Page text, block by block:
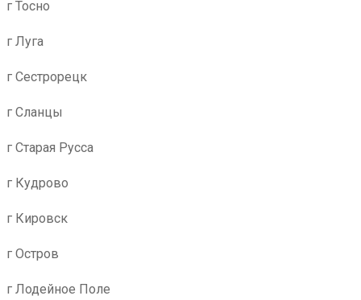
г Тосно
г Луга
г Сестрорецк
г Сланцы
г Старая Русса
г Кудрово
г Кировск
г Остров
г Лодейное Поле